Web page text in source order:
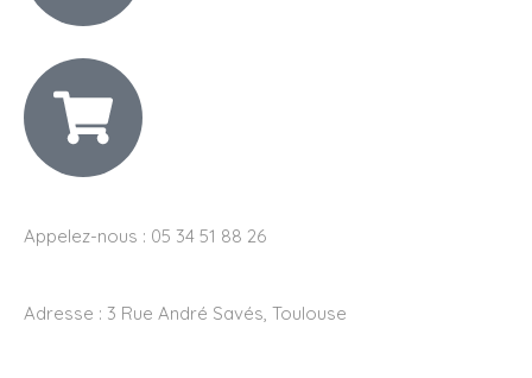
Appelez-nous : 05 34 51 88 26
Adresse : 3 Rue André Savés, Toulouse